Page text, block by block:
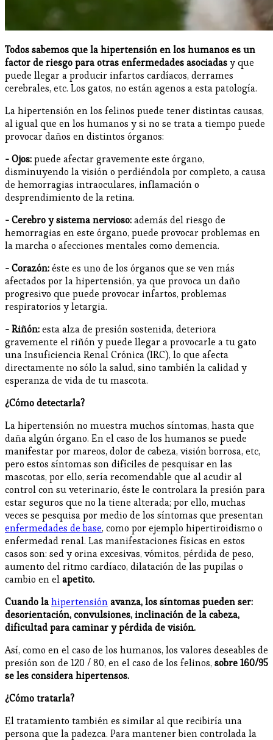
Todos sabemos que la hipertensión en los humanos es un
factor de riesgo para otras enfermedades asociadasy que
puede llegar a producir infartos cardíacos, derrames
cerebrales, etc. Los gatos, no están agenos a esta patología.
La hipertensión en los felinos puede tener distintas causas,
al igual que en los humanos y si no se trata a tiempo puede
provocar daños en distintos órganos:
- Ojos:puede afectar gravemente este órgano,
disminuyendo la visión o perdiéndola por completo, a causa
de hemorragias intraoculares, inflamación o
desprendimiento de la retina.
- Cerebro y sistema nervioso:además del riesgo de
hemorragias en este órgano, puede provocar problemas en
la marcha o afecciones mentales como demencia.
- Corazón:éste es uno de los órganos que se ven más
afectados por la hipertensión, ya que provoca un daño
progresivo que puede provocar infartos, problemas
respiratorios y letargia.
- Riñón:esta alza de presión sostenida, deteriora
gravemente el riñón y puede llegar a provocarle a tu gato
una Insuficiencia Renal Crónica (IRC), lo que afecta
directamente no sólo la salud, sino también la calidad y
esperanza de vida de tu mascota.
¿Cómo detectarla?
La hipertensión no muestra muchos síntomas, hasta que
daña algún órgano. En el caso de los humanos se puede
manifestar por mareos, dolor de cabeza, visión borrosa, etc,
pero estos síntomas son difíciles de pesquisar en las
mascotas, por ello, sería recomendable que al acudir al
control con su veterinario, éste le controlara la presión para
estar seguros que no la tiene alterada; por ello, muchas
veces se pesquisa por medio de los síntomas que presentan
enfermedades de base, como por ejemplo hipertiroidismo o
enfermedad renal. Las manifestaciones físicas en estos
casos son: sed y orina excesivas, vómitos, pérdida de peso,
aumento del ritmo cardíaco, dilatación de las pupilas o
cambio en elapetito.
Cuando lahipertensiónavanza, los síntomas pueden ser:
desorientación, convulsiones, inclinación de la cabeza,
dificultad para caminar y pérdida de visión.
Así, como en el caso de los humanos, los valores deseables de
presión son de 120 / 80, en el caso de los felinos, sobre 160/95
se les considera hipertensos.
¿Cómo tratarla?
El tratamiento también es similar al que recibiría una
persona que la padezca. Para mantener bien controlada la